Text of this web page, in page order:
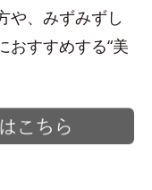
や、みずみずし
おすすめする“美